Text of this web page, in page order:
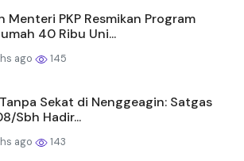
Menteri PKP Resmikan Program
40 Ribu Uni...
ago 145
Sekat di Nenggeagin: Satgas
Sbh Hadir...
ago 143